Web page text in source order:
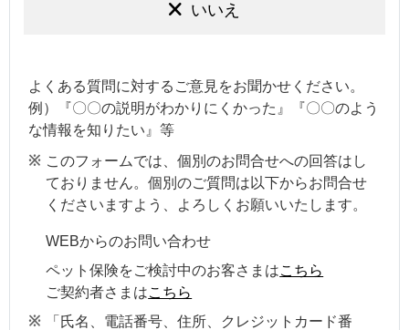
いいえ
よくある質問に対するご意見をお聞かせください。
例）『〇〇の説明がわかりにくかった』『〇〇のよう
な情報を知りたい』等
このフォームでは、個別のお問合せへの回答はし
ておりません。個別のご質問は以下からお問合せ
くださいますよう、よろしくお願いいたします。
WEBからのお問い合わせ
ペット保険をご検討中のお客さまはこちら
ご契約者さまはこちら
「氏名、電話番号、住所、クレジットカード番